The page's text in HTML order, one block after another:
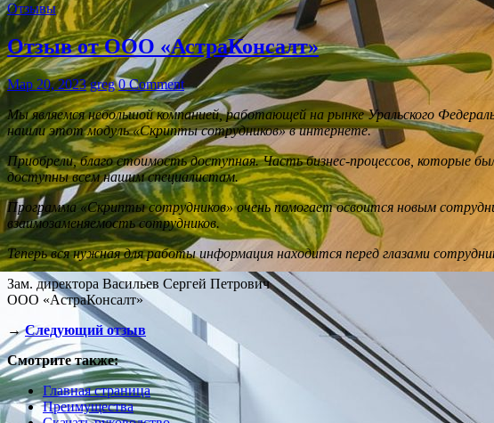
Отзывы
Отзыв от ООО «АстраКонсалт»
Мар 20, 2023 greg 0 Comment
Мы являемся небольшой компанией, работающей на рынке Уральского
нашли этот модуль «Скрипты сотрудников» в интернете.
Приобрели, благо стоимость доступная. Часть бизнес-процессов, которые
доступны всем нашим специалистам.
Программа «Скрипты сотрудников» очень помогает освоится новым
взаимозаменяемость сотрудников.
Теперь вся нужная для работы информация находится перед глазами
Зам. директора Васильев Сергей Петрович
ООО «АстраКонсалт»
→ Следующий отзыв
Смотрите также:
Главная страница
Преимущества